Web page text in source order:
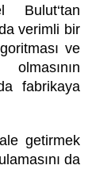
Bulut‘tan
verimli bir
ve
fabrikaya
getirmek
da